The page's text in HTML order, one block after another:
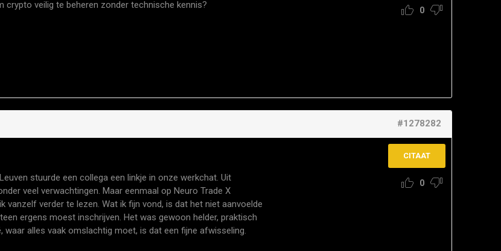
crypto veilig te beheren zonder technische kennis? 0
#1278282
stuurde een collega een linkje in onze werkchat. Uit
veel verwachtingen. Maar eenmaal op Neuro Trade X
vanzelf verder te lezen. Wat ik fijn vond, is dat het niet aanvoelde
ergens moest inschrijven. Het was gewoon helder, praktisch
waar alles vaak omslachtig moet, is dat een fijne afwisseling.
CITAAT
0